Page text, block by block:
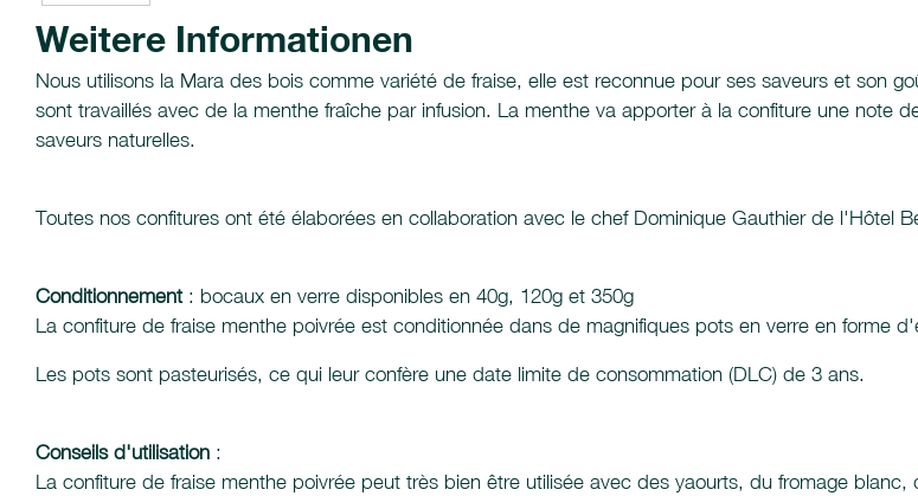
Weitere Informationen
Nous utilisons la Mara des bois comme variété de fraise, elle est reconnue pour ses saveurs et son
sont travaillés avec de la menthe fraîche par infusion. La menthe va apporter à la confiture une note
saveurs naturelles.
Toutes nos confitures ont été élaborées en collaboration avec le chef Dominique Gauthier de l'Hôtel
Conditionnement: bocaux en verre disponibles en 40g, 120g et 350g
La confiture de fraise menthe poivrée est conditionnée dans de magnifiques pots en verre en forme
Les pots sont pasteurisés, ce qui leur confère une date limite de consommation (DLC) de 3 ans.
Conseils d'utilisation :
La confiture de fraise menthe poivrée peut très bien être utilisée avec des yaourts, du fromage